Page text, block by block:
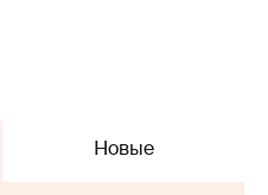
Новые